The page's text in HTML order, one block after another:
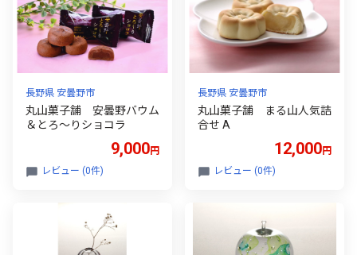
長野県 安曇野市
丸山菓子舗 安曇野バウム
＆とろ〜りショコラ
9,000円
レビュー (0件)
長野県 安曇野市
丸山菓子舗 まる山人気詰
合せ A
12,000円
レビュー (0件)